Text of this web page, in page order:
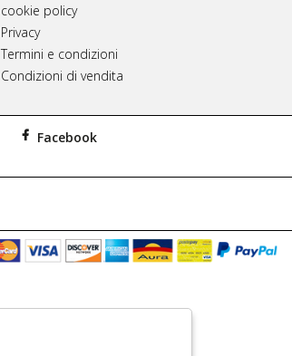
cookie policy
Privacy
Termini e condizioni
Condizioni di vendita
Facebook